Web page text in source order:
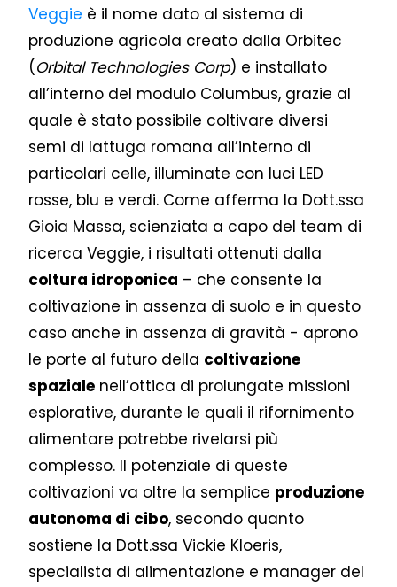
Veggie è il nome dato al sistema di
produzione agricola creato dalla Orbitec
(Orbital Technologies Corp) e installato
all’interno del modulo Columbus, grazie al
quale è stato possibile coltivare diversi
semi di lattuga romana all’interno di
particolari celle, illuminate con luci LED
rosse, blu e verdi. Come afferma la Dott.ssa
Gioia Massa, scienziata a capo del team di
ricerca Veggie, i risultati ottenuti dalla
coltura idroponica – che consente la
coltivazione in assenza di suolo e in questo
caso anche in assenza di gravità - aprono
le porte al futuro della coltivazione
spaziale nell’ottica di prolungate missioni
esplorative, durante le quali il rifornimento
alimentare potrebbe rivelarsi più
complesso. Il potenziale di queste
coltivazioni va oltre la semplice produzione
autonoma di cibo, secondo quanto
sostiene la Dott.ssa Vickie Kloeris,
specialista di alimentazione e manager del